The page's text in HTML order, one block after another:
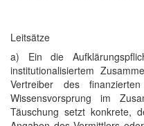
Leitsätze
a) Ein die
institutionalisiertem
Vertreiber des
Wissensvorsprung im
Täuschung setzt konkrete,